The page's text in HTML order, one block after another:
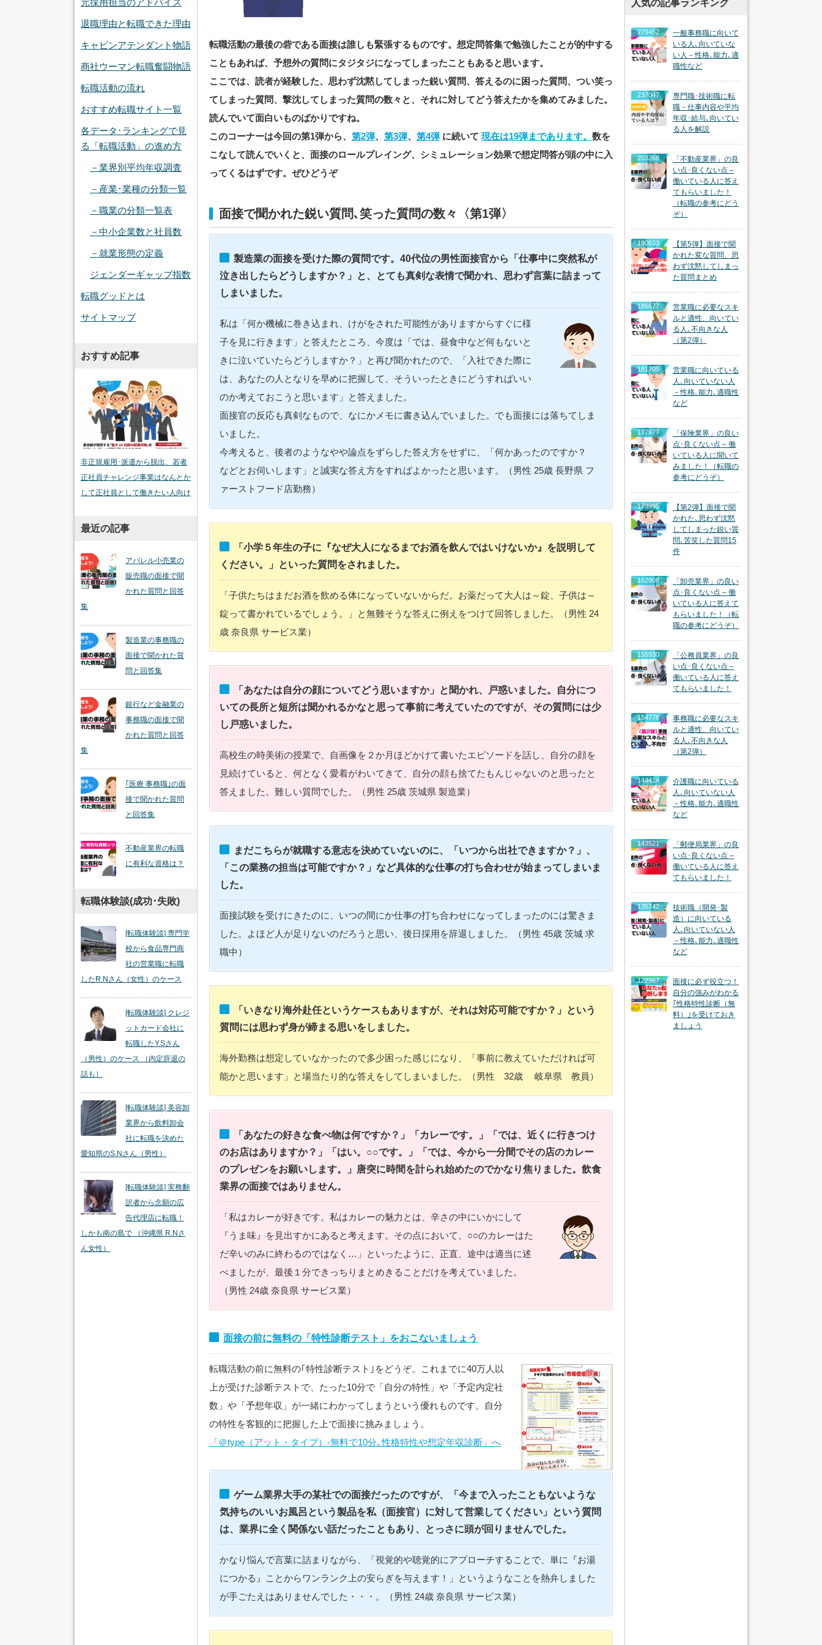
転職活動の最後の砦である面接は誰しも緊張するものです。想定問答集で勉強したことが的中する
こともあれば、予想外の質問にタジタジになってしまったこともあると思います。
ここでは、読者が経験した、思わず沈黙してしまった鋭い質問、答えるのに困った質問、つい笑っ
てしまった質問、撃沈してしまった質問の数々と、それに対してどう答えたかを集めてみました。
読んでいて面白いものばかりですね。
このコーナーは今回の第1弾から、 第2弾、 第3弾、 第4弾 に続いて 現在は19弾まであります。 数を
こなして読んでいくと、面接のロールプレイング、シミュレーション効果で想定問答が頭の中に入
ってくるはずです。ぜひどうぞ
面接で聞かれた鋭い質問､笑った質問の数々〈第1弾〉
製造業の面接を受けた際の質問です。40代位の男性面接官から「仕事中に突然私が
泣き出したらどうしますか？」と、とても真剣な表情で聞かれ、思わず言葉に詰まって
しまいました。
私は「何か機械に巻き込まれ、けがをされた可能性がありますからすぐに様
子を見に行きます」と答えたところ、今度は「では、昼食中など何もないと
きに泣いていたらどうしますか？」と再び聞かれたので、「入社できた際に
は、あなたの人となりを早めに把握して、そういったときにどうすればいい
のか考えておこうと思います」と答えました。
面接官の反応も真剣なもので、なにかメモに書き込んでいました。でも面接には落ちてしま
いました。
今考えると、後者のようなやや論点をずらした答え方をせずに、「何かあったのですか？
などとお伺いします」と誠実な答え方をすればよかったと思います。（男性 25歳 長野県 フ
ァーストフード店勤務）
「小学５年生の子に『なぜ大人になるまでお酒を飲んではいけないか』を説明して
ください。」といった質問をされました。
「子供たちはまだお酒を飲める体になっていないからだ。お薬だって大人は～錠、子供は～
錠って書かれているでしょう。」と無難そうな答えに例えをつけて回答しました。（男性 24
歳 奈良県 サービス業）
「あなたは自分の顔についてどう思いますか」と聞かれ、戸惑いました。自分につ
いての長所と短所は聞かれるかなと思って事前に考えていたのですが、その質問には少
し戸惑いました。
高校生の時美術の授業で、自画像を２か月ほどかけて書いたエピソードを話し、自分の顔を
見続けていると、何となく愛着がわいてきて、自分の顔も捨てたもんじゃないのと思ったと
答えました。難しい質問でした。（男性 25歳 茨城県 製造業）
まだこちらが就職する意志を決めていないのに、「いつから出社できますか？」、
「この業務の担当は可能ですか？」など具体的な仕事の打ち合わせが始まってしまいま
した。
面接試験を受けにきたのに、いつの間にか仕事の打ち合わせになってしまったのには驚きま
した。よほど人が足りないのだろうと思い、後日採用を辞退しました。（男性 45歳 茨城 求
職中）
「いきなり海外赴任というケースもありますが、それは対応可能ですか？」という
質問には思わず身が締まる思いをしました。
海外勤務は想定していなかったので多少困った感じになり、「事前に教えていただければ可
能かと思います」と場当たり的な答えをしてしまいました。（男性 32歳 岐阜県 教員）
「あなたの好きな食べ物は何ですか？」「カレーです。」「では、近くに行きつけ
のお店はありますか？」「はい。○○です。」「では、今から一分間でその店のカレー
のプレゼンをお願いします。」唐突に時間を計られ始めたのでかなり焦りました。飲食
業界の面接ではありません。
「私はカレーが好きです。私はカレーの魅力とは、辛さの中にいかにして
『うま味』を見出すかにあると考えます。その点において、○○のカレーはた
だ辛いのみに終わるのではなく…」といったように、正直、途中は適当に述
べましたが、最後１分できっちりまとめきることだけを考えていました。
（男性 24歳 奈良県 サービス業）
面接の前に無料の「特性診断テスト」をおこないましょう
転職活動の前に無料の｢特性診断テスト｣をどうぞ。これまでに40万人以
上が受けた診断テストで、たった10分で「自分の特性」や「予定内定社
数」や「予想年収」が一緒にわかってしまうという優れものです。自分
の特性を客観的に把握した上で面接に挑みましょう。
「＠type（アット・タイプ）-無料で10分､性格特性や想定年収診断」へ
ゲーム業界大手の某社での面接だったのですが、「今まで入ったこともないような
気持ちのいいお風呂という製品を私（面接官）に対して営業してください」という質問
は、業界に全く関係ない話だったこともあり、とっさに頭が回りませんでした。
かなり悩んで言葉に詰まりながら、「視覚的や聴覚的にアプローチすることで、単に『お湯
につかる』ことからワンランク上の安らぎを与えます！」というようなことを熱弁しました
が手ごたえはありませんでした・・・。（男性 24歳 奈良県 サービス業）
元採用担当のアドバイス
退職理由と転職できた理由
キャビンアテンダント物語
商社ウーマン転職奮闘物語
転職活動の流れ
おすすめ転職サイト一覧
各データ･ランキングで見
る「転職活動」の進め方
－業界別平均年収調査
－産業･業種の分類一覧
－職業の分類一覧表
－中小企業数と社員数
－就業形態の定義
ジェンダーギャップ指数
転職グッドとは
サイトマップ
おすすめ記事
非正規雇用･派遣から脱出、若者
正社員チャレンジ事業はなんとか
して正社員として働きたい人向け
最近の記事
アパレル小売業の
販売職の面接で聞
かれた質問と回答
集
製造業の事務職の
面接で聞かれた質
問と回答集
銀行など金融業の
事務職の面接で聞
かれた質問と回答
集
｢医療 事務職｣の面
接で聞かれた質問
と回答集
不動産業界の転職
に有利な資格は？
転職体験談(成功･失敗)
[転職体験談] 専門学
校から食品専門商
社の営業職に転職
したR.Nさん（女性）のケース
[転職体験談] クレジ
ットカード会社に
転職したY.Sさん
（男性）のケース （内定辞退の
話も）
[転職体験談] 美容卸
業界から飲料卸会
社に転職を決めた
愛知県のS.Nさん（男性）
[転職体験談] 実務翻
訳者から念願の広
告代理店に転職！
しかも南の島で （沖縄県 R.Nさ
ん女性）
人気の記事ランキング
279452
一般事務職に向いて
いる人､向いていな
い人－性格､能力､適
職性など
237047
専門職･技術職に転
職－仕事内容や平均
年収･給与､向いてい
る人を解説
203268
「不動産業界」の良
い点･良くない点 –
働いている人に答え
てもらいました！
（転職の参考にどう
ぞ）
190693
【第5弾】面接で聞
かれた変な質問、思
わず沈黙してしまっ
た質問まとめ
186677
営業職に必要なスキ
ルと適性、向いてい
る人､不向きな人
（第2弾）
181705
営業職に向いている
人､向いていない人
－性格､能力､適職性
など
177977
「保険業界」の良い
点･良くない点 – 働
いている人に聞いて
みました！（転職の
参考にどうぞ）
173995
【第2弾】面接で聞
かれた､思わず沈黙
してしまった鋭い質
問､苦笑した質問15
件
162808
「卸売業界」の良い
点･良くない点 – 働
いている人に答えて
もらいました！（転
職の参考にどうぞ）
155930
「公務員業界」の良
い点･良くない点 –
働いている人に答え
てもらいました！
154778
事務職に必要なスキ
ルと適性、向いてい
る人､不向きな人
（第2弾）
144414
介護職に向いている
人､向いていない人
－性格､能力､適職性
など
143521
「郵便局業界」の良
い点･良くない点 –
働いている人に答え
てもらいました！
135742
技術職（開発･製
造）に向いている
人､向いていない人
－性格､能力､適職性
など
122967
面接に必ず役立つ！
自分の強みがわかる
｢性格特性診断（無
料）｣を受けておき
ましょう